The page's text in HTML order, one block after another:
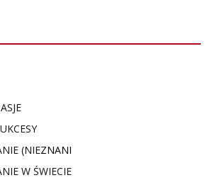
(NIEZNANI
W ŚWIECIE